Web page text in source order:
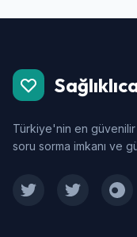
Türkiye'nin en güvenilir
soru sorma imkanı ve
FacebookTwitter